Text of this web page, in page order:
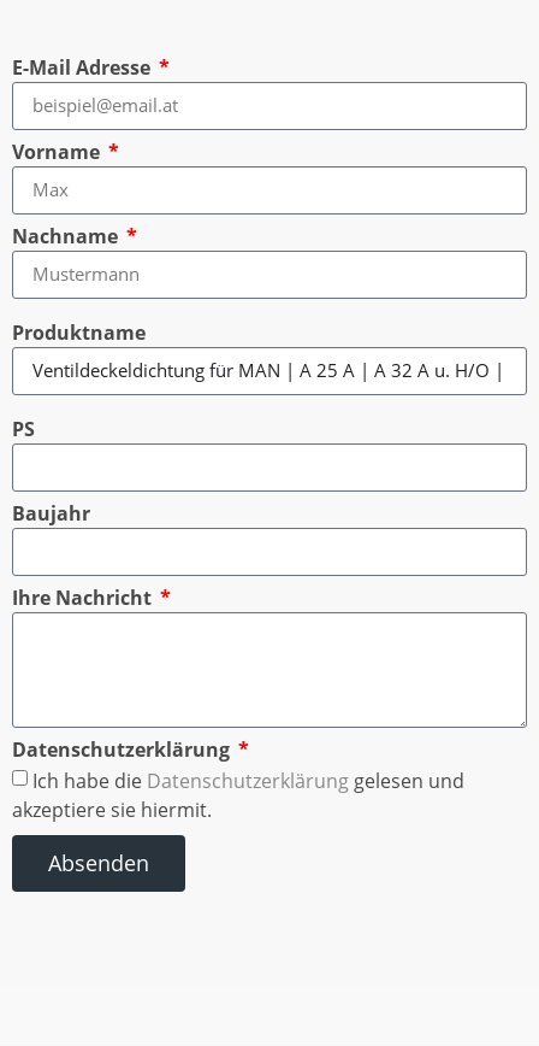
E-Mail Adresse
Vorname
Nachname
Produktname
PS
Baujahr
Ihre Nachricht
Datenschutzerklärung
Ich habe die Datenschutzerklärung gelesen und
akzeptiere sie hiermit.
Absenden